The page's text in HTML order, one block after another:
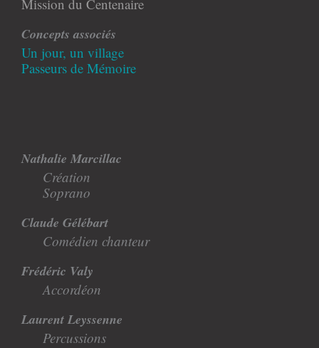
Mission du Centenaire
Concepts associés
Un jour, un village
Passeurs de Mémoire
Nathalie Marcillac
Création
Soprano
Claude Gélébart
Comédien chanteur
Frédéric Valy
Accordéon
Laurent Leyssenne
Percussions